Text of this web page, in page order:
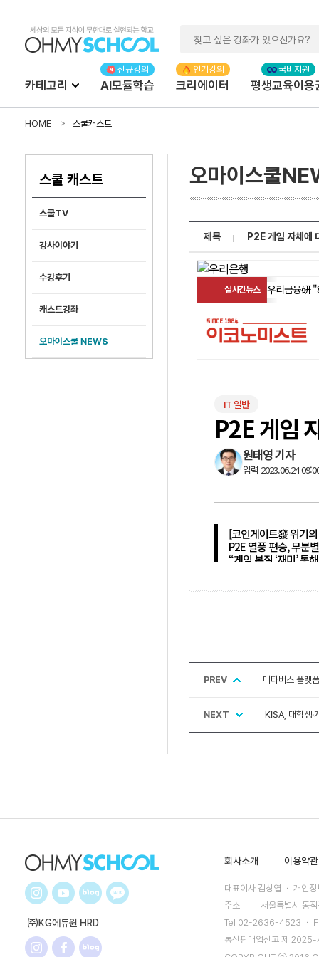
카테고리 AI모듈학습 크리에이터 평생교육이용
HOME 스쿨캐스트
스쿨 캐스트
스쿨TV
강사이야기
수강후기
캐스트강좌
오마이스쿨 NEWS
오마이스쿨
제목 P2E 게임 자체에
PREV 메타버스 플랫
NEXT KISA, 대학생·
㈜KG에듀원 HRD
회사소개 이용약관
대표이사 김상엽 ㆍ 개인
주소
서울특별시 동
Tel 02-2636-4523 ㆍ
통신판매업신고 제